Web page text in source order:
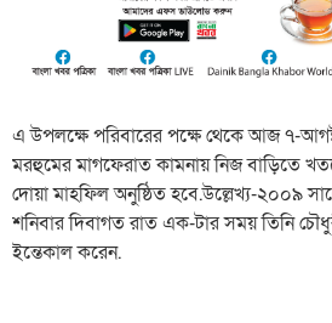
এ উপলক্ষে পরিবারের পক্ষে থেকে আজ ৭-
মরহুমের মাগফেরাত কামনায় নিজ বাড়িতে
দোয়া মাহফিল অনুষ্ঠিত হবে.উল্লেখ্য-২০০৯
শনিবার দিবাগত রাত এক-টার সময় তিনি
ইন্তেকাল করেন.